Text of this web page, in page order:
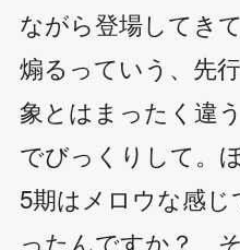
ながら登場してき
煽るっていう、先
象とはまったく違
でびっくりして。
5期はメロウな感
ったんですか？